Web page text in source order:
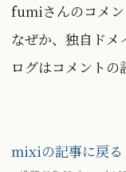
fumiさんのコメン
なぜか、独自ドメ
ログはコメントの
mixiの記事に戻る